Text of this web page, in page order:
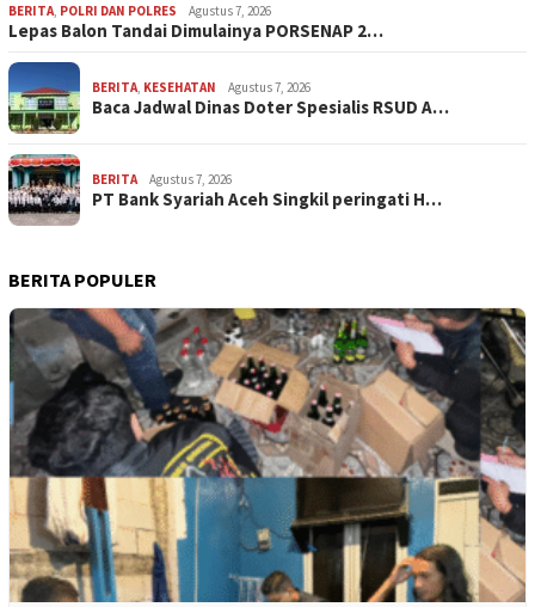
BERITA POLRI DAN POLRES Agustus 7, 2026
Lepas Balon Tandai Dimulainya PORSENAP 2…
BERITA KESEHATAN Agustus 7, 2026
Baca Jadwal Dinas Doter Spesialis RSUD A…
BERITA Agustus 7, 2026
PT Bank Syariah Aceh Singkil peringati H…
BERITA POPULER